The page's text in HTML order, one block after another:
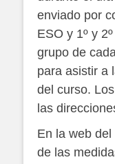
enviado por
ESO y 1º y
grupo de
para asistir a
del curso.
las
En la web
de las